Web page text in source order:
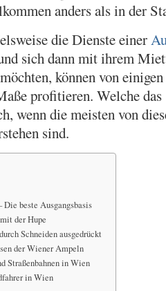
anders als in der
die Dienste einer
sich dann mit ihrem
können von
profitieren. Welche
wenn die meisten von
sind.
Die beste Ausgangsbasis
der Hupe
Schneiden ausgedrückt
der Wiener Ampeln
Straßenbahnen in Wien
in Wien